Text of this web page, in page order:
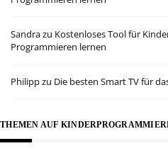
Sandrazu Kostenloses Tool für
Programmieren lernen
Philippzu Die besten Smart TV für
THEMEN AUF